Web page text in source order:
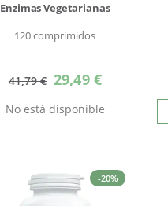
Enzimas Vegetarianas
120 comprimidos
41,79 € Precio
especial
29,49 €
No está disponible
-20%